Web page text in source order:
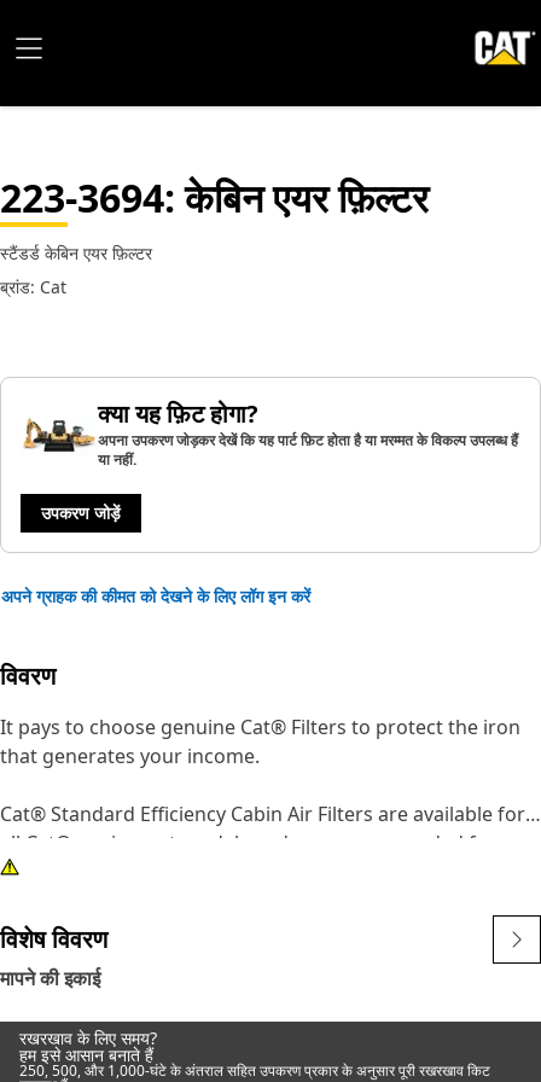
223-3694: केबिन एयर फ़िल्टर
स्टैंडर्ड केबिन एयर फ़िल्टर
ब्रांड: Cat
क्या यह फ़िट होगा?
अपना उपकरण जोड़कर देखें कि यह पार्ट फ़िट होता है या मरम्मत के विकल्प उपलब्ध हैं
या नहीं.
उपकरण जोड़ें
अपने ग्राहक की कीमत को देखने के लिए लॉग इन करें
विवरण
It pays to choose genuine Cat® Filters to protect the iron
that generates your income.
Cat® Standard Efficiency Cabin Air Filters are available for
all Cat® equipment models and are recommended for
normal duty filtration. Utilizing standard efficiency media,
contaminants from entering the cab, providing a more
Because it's important to protect your equipment and your
operators, choosing Cat® Cabin Filter Elements is a cost-
effective way to accomplish both.
विशेष विवरण
मापने की इकाई
रखरखाव के लिए समय?
हम इसे आसान बनाते हैं
250, 500, और 1,000-घंटे के अंतराल सहित उपकरण प्रकार के अनुसार पूरी रखरखाव किट